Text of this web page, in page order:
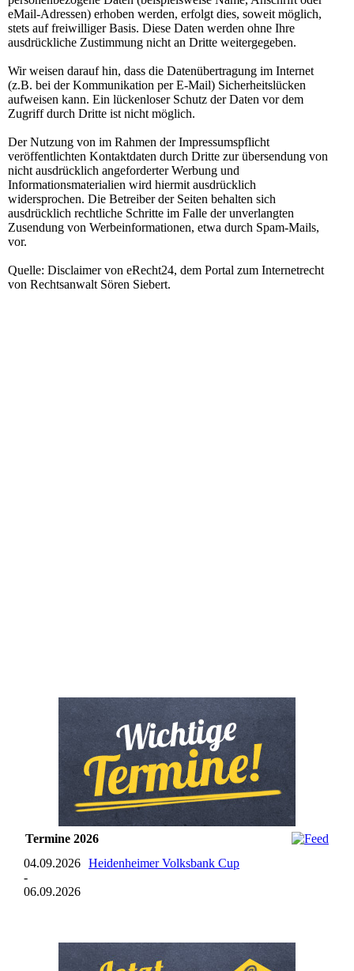
eMail-Adressen) erhoben werden, erfolgt dies, soweit möglich,
stets auf freiwilliger Basis. Diese Daten werden ohne Ihre
ausdrückliche Zustimmung nicht an Dritte weitergegeben.
Wir weisen darauf hin, dass die Datenübertragung im Internet
(z.B. bei der Kommunikation per E-Mail) Sicherheitslücken
aufweisen kann. Ein lückenloser Schutz der Daten vor dem
Zugriff durch Dritte ist nicht möglich.
Der Nutzung von im Rahmen der Impressumspflicht
veröffentlichten Kontaktdaten durch Dritte zur übersendung von
nicht ausdrücklich angeforderter Werbung und
Informationsmaterialien wird hiermit ausdrücklich
widersprochen. Die Betreiber der Seiten behalten sich
ausdrücklich rechtliche Schritte im Falle der unverlangten
Zusendung von Werbeinformationen, etwa durch Spam-Mails,
vor.
Quelle: Disclaimer von eRecht24, dem Portal zum Internetrecht
von Rechtsanwalt Sören Siebert.
Termine 2026
04.09.2026
-
06.09.2026
Heidenheimer Volksbank Cup